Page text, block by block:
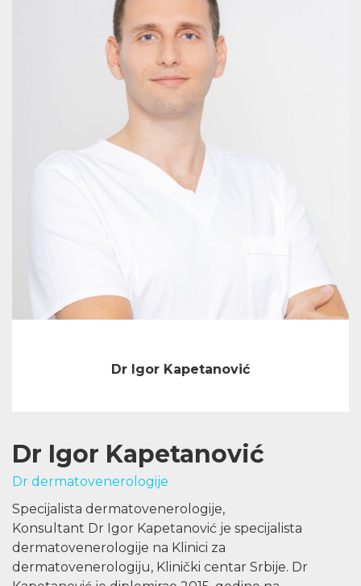
Dr Igor Kapetanović
Dr Igor Kapetanović
Dr dermatovenerologije
Specijalista dermatovenerologije,
Konsultant Dr Igor Kapetanović je specijalista
dermatovenerologije na Klinici za
dermatovenerologiju, Klinički centar Srbije. Dr